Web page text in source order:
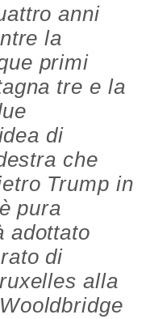
anni
la
primi
tre e la
di
che
Trump in
pura
adottato
di
alla